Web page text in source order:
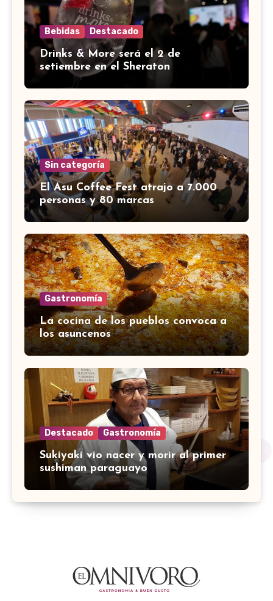
Bebidas Destacado
Drinks & More será el 2 de
setiembre en el Sheraton
Sin categoría
El Asu Coffee Fest atrajo a 7.000
personas y 80 marcas
Gastronomía
La cocina de los pueblos convoca a
los asuncenos
Destacado Gastronomía
Sukiyaki vio nacer y morir al primer
sushiman paraguayo